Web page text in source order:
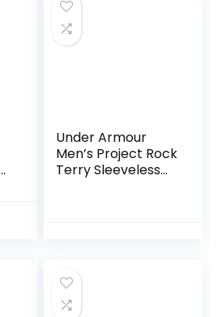
Under Armour
Men’s Project Rock
Terry Sleeveless